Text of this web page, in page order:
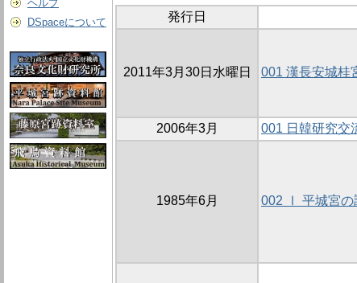
ヘルプ
DSpaceについて
発行日
2011年3月30日水曜日 001 漢長安城桂
2006年3月
001 日韓研究交
1985年6月 002 Ⅰ 平城宮の